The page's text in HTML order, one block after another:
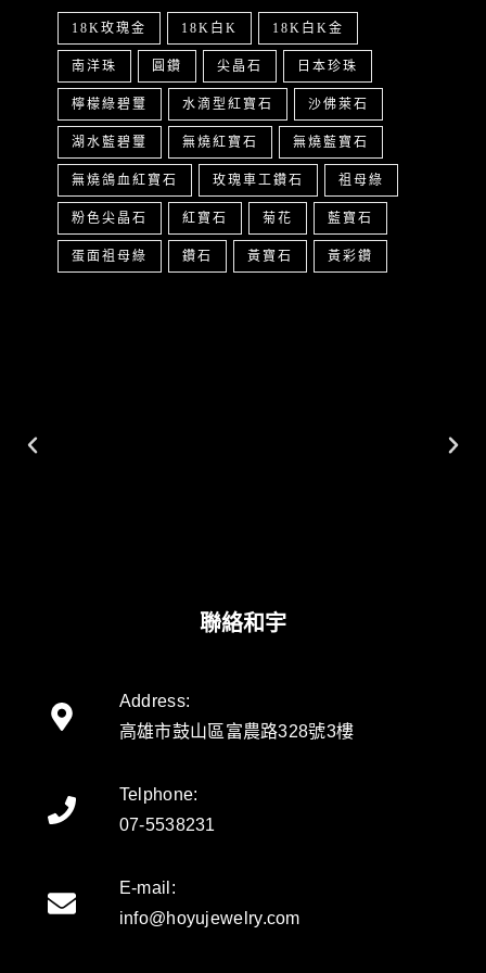
18K玫瑰金 18K白K 18K白K金
南洋珠 圓鑽 尖晶石 日本珍珠
檸檬綠碧璽 水滴型紅寶石 沙佛萊石
湖水藍碧璽 無燒紅寶石 無燒藍寶石
無燒鴿血紅寶石 玫瑰車工鑽石 祖母綠
粉色尖晶石 紅寶石 菊花 藍寶石
蛋面祖母綠 鑽石 黃寶石 黃彩鑽
聯絡和宇
Address:
高雄市鼓山區富農路328號3樓
Telphone:
07-5538231
E-mail:
info@hoyujewelry.com